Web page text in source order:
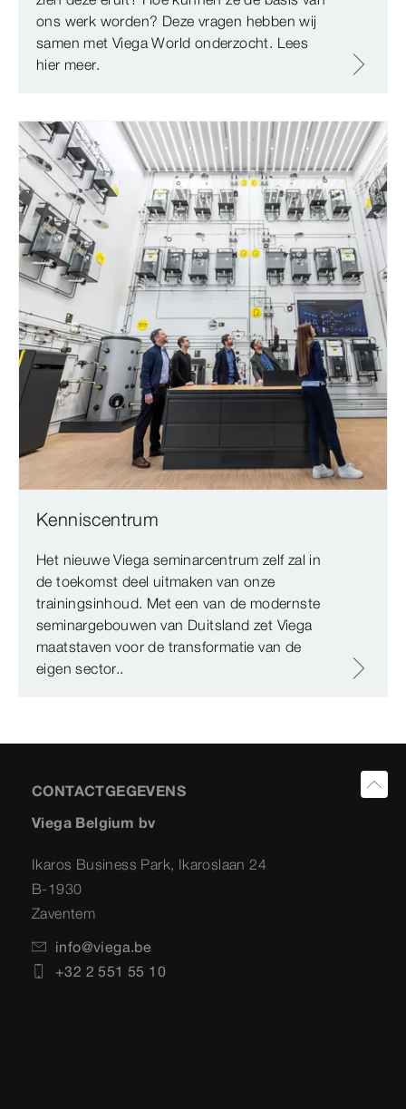
ons werk worden? Deze vragen hebben wij
samen met Viega World onderzocht. Lees
hier meer.
Kenniscentrum
Het nieuwe Viega seminarcentrum zelf zal in
de toekomst deel uitmaken van onze
trainingsinhoud. Met een van de modernste
seminargebouwen van Duitsland zet Viega
maatstaven voor de transformatie van de
eigen sector..
CONTACTGEGEVENS
Viega Belgium bv
Ikaros Business Park, Ikaroslaan 24
B-1930
Zaventem
info@viega.be
+32 2 551 55 10